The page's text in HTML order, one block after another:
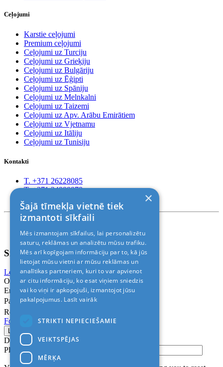
Ceļojumi
Karstie ceļojumi
Premium ceļojumi
Ceļojumi uz Turciju
Ceļojumi uz Grieķiju
Ceļojumi uz Bulgāriju
Ceļojumi uz Ēģipti
Ceļojumi uz Spāniju
Ceļojumi uz Melnkalni
Ceļojumi uz Taizemi
Ceļojumi uz Apv. Arābu Emirātiem
Ceļojumi uz Vjetnamu
Ceļojumi uz Itāliju
Ceļojumi uz Tunisiju
Kontakti
T. +371 26228085
T. +371 24888878
© 2011-2026> «ALANI SIA»
Sign In
Login with Facebook Login with Google
Or
Email
Password
Remember me
Forgot Password?
Don’t have an account?
Please confirm login email below
×
Šajā tīmekļa vietnē tiek
izmantoti sīkfaili
Mēs izmantojam sīkfailus, lai personalizētu
saturu, reklāmas un analizētu mūsu trafiku.
Mēs arī kopīgojam informāciju par to, kā jūs
lietojat mūsu vietni ar mūsu reklāmas un
analītikas partneriem, kuri to var apvienot
ar citu informāciju, ko esat viņiem sniedzis
vai ko viņi ir apkopojuši, izmantojot jūsu
pakalpojumus. Lasīt vairāk
STRIKTI NEPIECIEŠAMIE
VEIKTSPĒJAS
MĒRĶA